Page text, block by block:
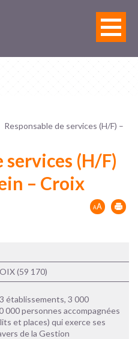
Responsable de services (H/F) –
services (H/F)
– Croix
(59 170)
établissements, 3 000
personnes accompagnées
et places) qui exerce ses
de la Gestion